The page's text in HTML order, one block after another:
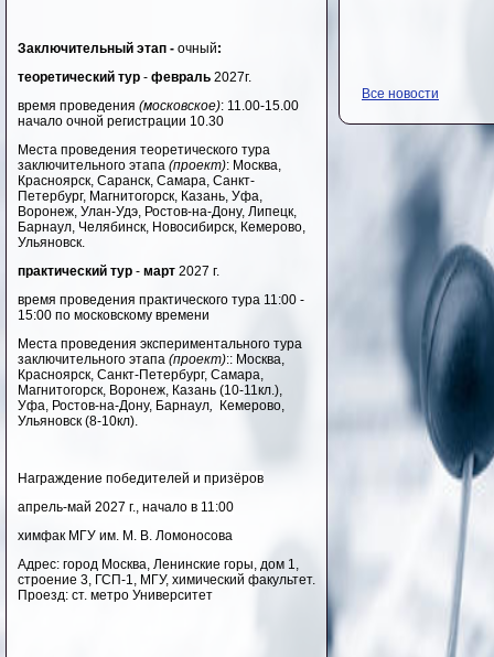
Заключительный этап - очный:
теоретический тур - февраль 2027г.
время проведения (московское): 11.00-15.00
начало очной регистрации 10.30
Места проведения теоретического тура
заключительного этапа (проект): Москва,
Красноярск, Саранск, Самара, Санкт-
Петербург, Магнитогорск, Казань, Уфа,
Воронеж, Улан-Удэ, Ростов-на-Дону, Липецк,
Барнаул, Челябинск, Новосибирск, Кемерово,
Ульяновск.
практический тур - март 2027 г.
время проведения практического тура 11:00 -
15:00 по московскому времени
Места проведения экспериментального тура
заключительного этапа (проект):: Москва,
Красноярск, Санкт-Петербург, Самара,
Магнитогорск, Воронеж, Казань (10-11кл.),
Уфа, Ростов-на-Дону, Барнаул,
Кемерово,
Ульяновск (8-10кл).
Награждение победителей и призёров
апрель-май 2027 г., начало в 11:00
химфак МГУ им. М. В. Ломоносова
Адрес: город Москва, Ленинские горы, дом 1,
строение 3, ГСП-1, МГУ, химический факультет.
Проезд: ст. метро Университет
Все новости